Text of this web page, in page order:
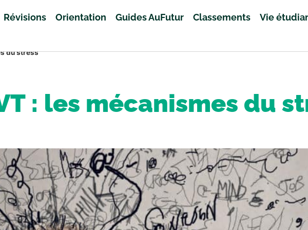
Révisions Orientation Guides AuFutur Classements Vie
du stress
: les mécanismes du